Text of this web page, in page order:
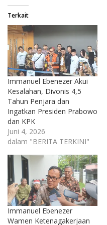
Terkait
Immanuel Ebenezer Akui
Kesalahan, Divonis 4,5
Tahun Penjara dan
Ingatkan Presiden Prabowo
dan KPK
Juni 4, 2026
dalam "BERITA TERKINI"
Immanuel Ebenezer
Wamen Ketenagakerjaan